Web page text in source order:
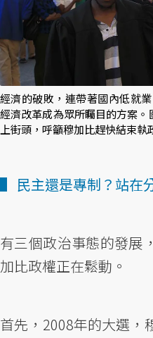
經濟的破敗，連帶著國內低就
經濟改革成為眾所矚目的方案
上街頭，呼籲穆加比趕快結束
▌ 民主還是專制？站在
有三個政治事態的發展
加比政權正在鬆動。
首先，2008年的大選，